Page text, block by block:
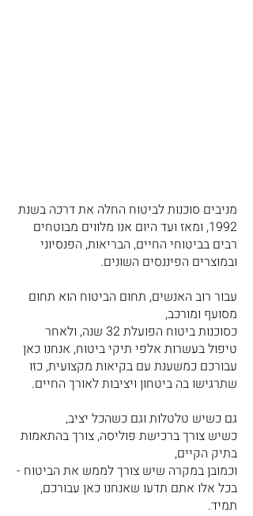
מניבים סוכנות לביטוח החלה את דרכה בשנת
1992, ומאז ועד היום אנו מלווים מבוטחים
רבים בביטוחי החיים, הבריאות, הפנסיוני
ובמוצרים הפיננסים השונים.
עבור רוב האנשים, תחום הביטוח הוא תחום
מסועף ומורכב,
כסוכנות ביטוח הפועלת 32 שנה, ולאחר
טיפול בעשרות אלפי תיקי ביטוח, אנחנו כאן
עבורכם כמשענת עם בקיאות מקצועית, כזו
שתרגישו בה ביטחון ויציבות לאורך החיים.
גם כשיש טלטלות וגם כשהכל יציב,
כשיש צורך ברכישת פוליסה, צורך בהתאמות
בתיק הקיים,
וכמובן במקרה שיש צורך לממש את הביטוח -
בכל אלו אתם תדעו שאנחנו כאן עבורכם,
תמיד.